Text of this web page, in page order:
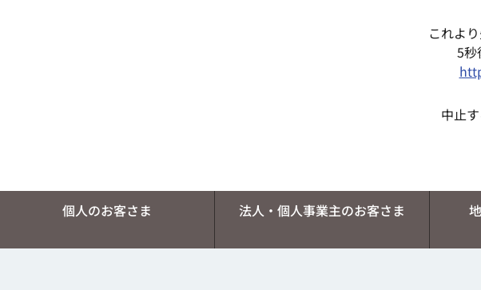
これよ
5秒
中止
個人のお客さま 法人・個人事業主のお客さま